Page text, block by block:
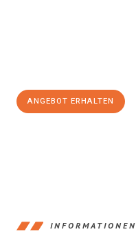
ANGEBOT ERHALTEN
INFORMATIONEN